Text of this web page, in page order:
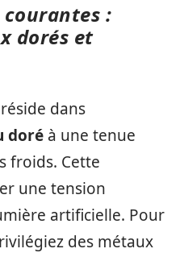
:
dorés et
dans
doré à une tenue
froids. Cette
une tension
artificielle. Pour
des métaux